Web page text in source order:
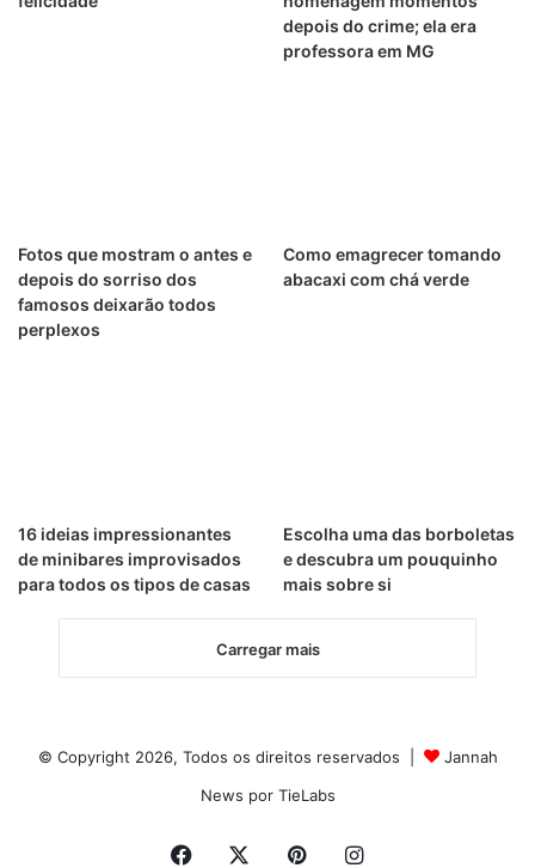
depois do crime; ela era
professora em MG
Fotos que mostram o antes e
depois do sorriso dos
famosos deixarão todos
perplexos
Como emagrecer tomando
abacaxi com chá verde
16 ideias impressionantes
de minibares improvisados ​​
para todos os tipos de casas
Escolha uma das borboletas
e descubra um pouquinho
mais sobre si
Carregar mais
© Copyright 2026, Todos os direitos reservados |
Jannah
News por TieLabs
Facebook PinterestInstagram